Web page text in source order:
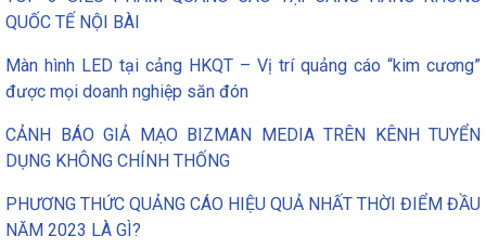
QUỐC TẾ NỘI BÀI
Màn hình LED tại cảng HKQT – Vị trí quảng cáo “kim cương”
được mọi doanh nghiệp săn đón
CẢNH BÁO GIẢ MẠO BIZMAN MEDIA TRÊN KÊNH TUYỂN
DỤNG KHÔNG CHÍNH THỐNG
PHƯƠNG THỨC QUẢNG CÁO HIỆU QUẢ NHẤT THỜI ĐIỂM ĐẦU
NĂM 2023 LÀ GÌ?